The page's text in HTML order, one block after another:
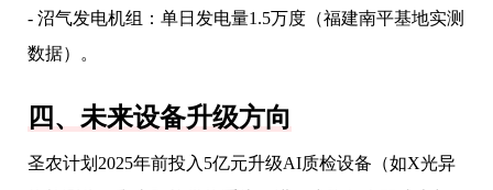
- 沼气发电机组：单日发电量1.5万度（福建南平基地实测
数据）。
四、未来设备升级方向
圣农计划2025年前投入5亿元升级AI质检设备（如X光异